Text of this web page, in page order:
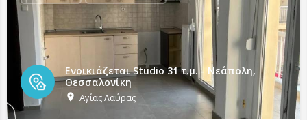
Ενοικιάζεται Studio 31 τ.μ. - Νεάπολη,
Θεσσαλονίκη
Αγίας Λαύρας